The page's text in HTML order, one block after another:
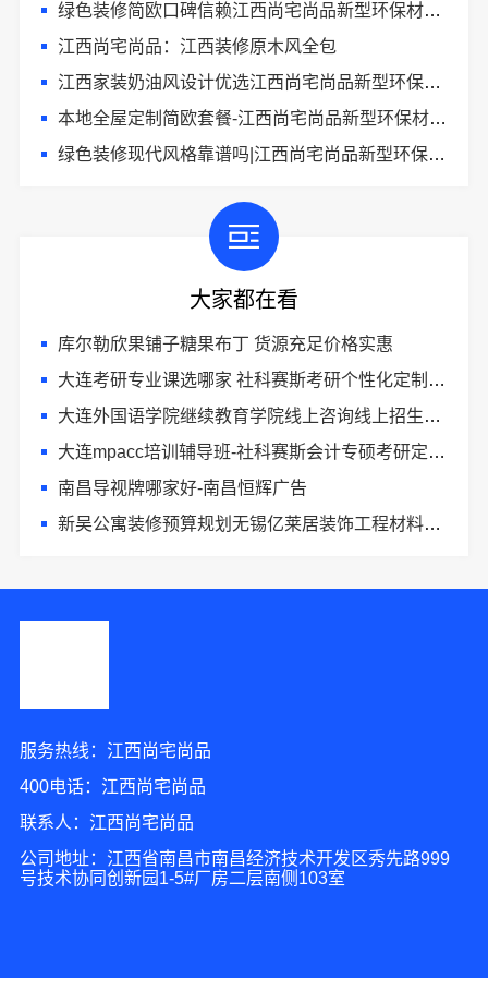
绿色装修简欧口碑信赖江西尚宅尚品新型环保材料有限公司
江西尚宅尚品：江西装修原木风全包
江西家装奶油风设计优选江西尚宅尚品新型环保材料有限公司
本地全屋定制简欧套餐-江西尚宅尚品新型环保材料有限公司
绿色装修现代风格靠谱吗|江西尚宅尚品新型环保材料有限公司
大家都在看
库尔勒欣果铺子糖果布丁 货源充足价格实惠
大连考研专业课选哪家 社科赛斯考研个性化定制课程
大连外国语学院继续教育学院线上咨询线上招生平台
大连mpacc培训辅导班-社科赛斯会计专硕考研定制专属学生方案
南昌导视牌哪家好-南昌恒辉广告
新吴公寓装修预算规划无锡亿莱居装饰工程材料有限公司帮您把关
服务热线：江西尚宅尚品
400电话：江西尚宅尚品
联系人：江西尚宅尚品
公司地址：江西省南昌市南昌经济技术开发区秀先路999
号技术协同创新园1-5#厂房二层南侧103室